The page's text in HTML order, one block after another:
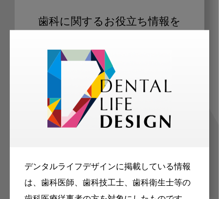
デンタルライフデザインに掲載している情報
は、歯科医師、歯科技工士、歯科衛生士等の
歯科に関するお役立ち情報を
ご登録いただいた職種（歯科医師、歯
科衛生士、歯科技工士）に合わせた内
容のメールマガジンをお届けします。